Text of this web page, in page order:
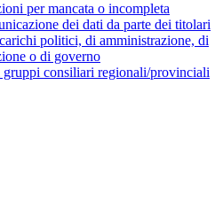
per mancata o incompleta
dei dati da parte dei titolari
politici, di amministrazione, di
o di governo
gruppi consiliari regionali/provinciali